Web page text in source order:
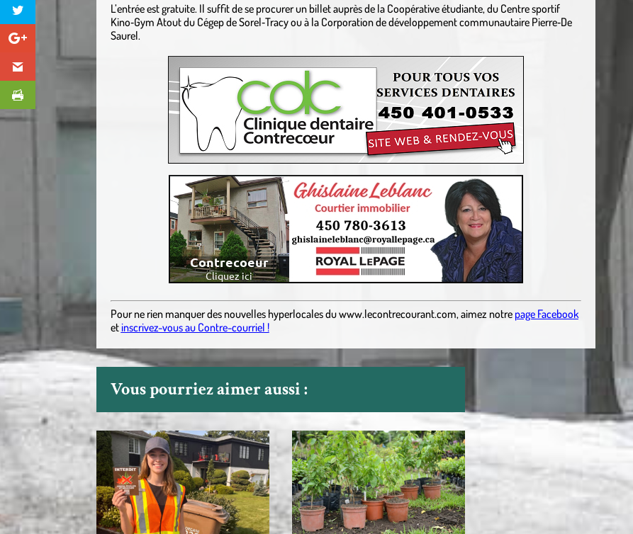
L’entrée est gratuite. Il suffit de se procurer un billet auprès de la Coopérative étudiante, du Centre sportif
Kino‐Gym Atout du Cégep de Sorel‐Tracy ou à la Corporation de développement communautaire Pierre‐De
Saurel.
Pour ne rien manquer des nouvelles hyperlocalesduwww.lecontrecourant.com, aimez notre page Facebook
etinscrivez-vous au Contre-courriel !
Vous pourriez aimer aussi :